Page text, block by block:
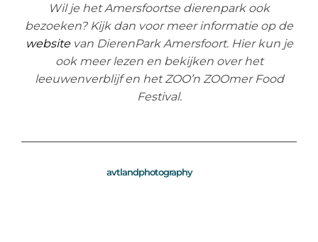
Wil je het Amersfoortse dierenpark ook
bezoeken? Kijk dan voor meer informatie op de
websitevan DierenPark Amersfoort. Hier kun je
ook meer lezen en bekijken over het
leeuwenverblijf en het ZOO’n ZOOmer Food
Festival.
avtlandphotography